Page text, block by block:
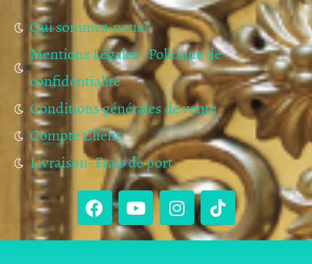
Qui sommes-nous?
Mentions Légales - Politique de
confidentialité
Conditions générales de vente
Compte Client
Livraison- Frais de port